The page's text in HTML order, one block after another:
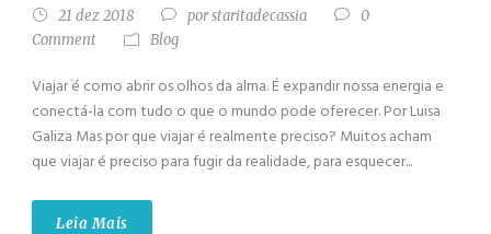
21 dez 2018 porstaritadecassia
0
Comment
Blog
Viajar é como abrir os olhos da alma. É expandir nossa energia e
conectá-la com tudo o que o mundo pode oferecer. Por Luisa
Galiza Mas por que viajar é realmente preciso? Muitos acham
que viajar é preciso para fugir da realidade, para esquecer...
Leia Mais